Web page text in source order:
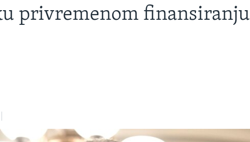
privremenom finansiranju